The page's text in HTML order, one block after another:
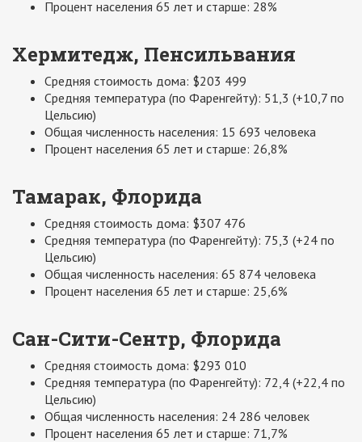
Процент населения 65 лет и старше: 28%
Хермитедж, Пенсильвания
Средняя стоимость дома: $203 499
Средняя температура (по Фаренгейту): 51,3 (+10,7 по
Цельсию)
Общая численность населения: 15 693 человека
Процент населения 65 лет и старше: 26,8%
Тамарак, Флорида
Средняя стоимость дома: $307 476
Средняя температура (по Фаренгейту): 75,3 (+24 по
Цельсию)
Общая численность населения: 65 874 человека
Процент населения 65 лет и старше: 25,6%
Сан-Сити-Сентр, Флорида
Средняя стоимость дома: $293 010
Средняя температура (по Фаренгейту): 72,4 (+22,4 по
Цельсию)
Общая численность населения: 24 286 человек
Процент населения 65 лет и старше: 71,7%